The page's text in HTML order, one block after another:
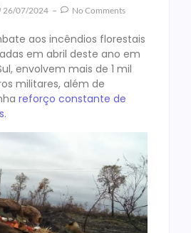
26/07/2024 No Comments
aos incêndios florestais
em abril deste ano em
envolvem mais de 1 mil
militares, além de
reforço constante de
.